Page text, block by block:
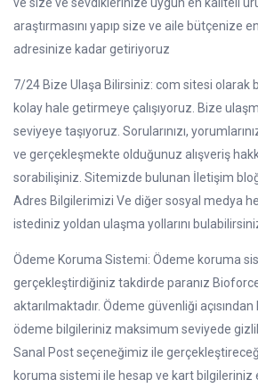
araştırmasını yapıp size ve aile bütçenize
adresinize kadar getiriyoruz
7/24 Bize Ulaşa Bilirsiniz: com sitesi olarak
kolay hale getirmeye çalışıyoruz. Bize
seviyeye taşıyoruz. Sorularınızı,
ve gerçekleşmekte olduğunuz alışveriş
sorabilişiniz. Sitemizde bulunan İletişim
Adres Bilgilerimizi Ve diğer sosyal medya
istediniz yoldan ulaşma yollarını
Ödeme Koruma Sistemi: Ödeme koruma
gerçekleştirdiğiniz takdirde paranız
aktarılmaktadır. Ödeme güvenliği
ödeme bilgileriniz maksimum seviyede
Sanal Post seçeneğimiz ile
koruma sistemi ile hesap ve kart bilgileriniz